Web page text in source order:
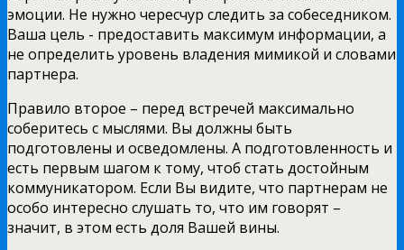
эмоции. Не нужно чересчур следить за собеседником.
Ваша цель - предоставить максимум информации, а
не определить уровень владения мимикой и словами
партнера.
Правило второе – перед встречей максимально
соберитесь с мыслями. Вы должны быть
подготовлены и осведомлены. А подготовленность и
есть первым шагом к тому, чтоб стать достойным
коммуникатором. Если Вы видите, что партнерам не
особо интересно слушать то, что им говорят –
значит, в этом есть доля Вашей вины.